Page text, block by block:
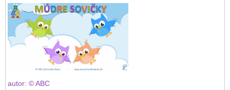
autor: © ABC